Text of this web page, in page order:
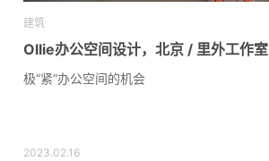
建筑
Ollie办公空间设计，北京 / 里外工作室
极“紧”办公空间的机会
2023.02.16